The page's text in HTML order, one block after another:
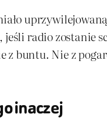
jeśli radio
z buntu. Nie z
inaczej